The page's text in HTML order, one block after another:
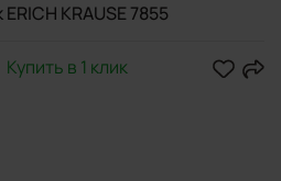
КRAUSE 7855
Купить в 1 клик